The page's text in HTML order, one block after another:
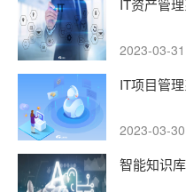
IT资产管
2023-03-31
IT项目管
2023-03-30
智能知识